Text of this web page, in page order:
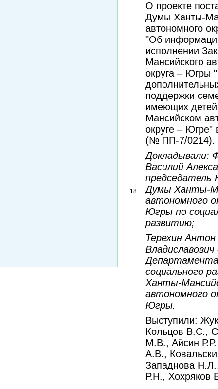
18.
О проекте
Думы Ханты-
автономного
"Об
исполнении
Мансийского
округа – Югры
поддержки
имеющих
Мансийском
округе – Югре"
(№ ПП-7/0214).
Докладывали:
Василий
Думы Ханты-
автономного
Югры по
развитию;
Терехин Антон
Департамента
социального
Ханты-
автономного
Югры.
Выступили:
Кольцов В.С.,
М.В., Айсин
А.В.,
Западнова
Р.Н., Хохряков